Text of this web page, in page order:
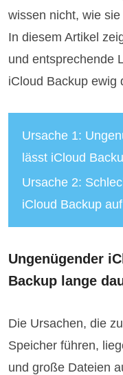
wissen nicht, wie
In diesem Artikel
und entsprechende
iCloud Backup ewig
Ursache 1:
lässt iCloud
Ursache 2:
iCloud Backup
Ungenügender
Backup lange
Die Ursachen, die
Speicher führen,
und große Dateien